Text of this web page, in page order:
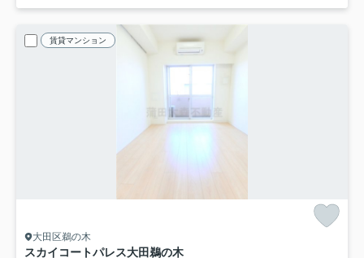
賃貸マンション
大田区鵜の木
スカイコートパレス大田鵜の木